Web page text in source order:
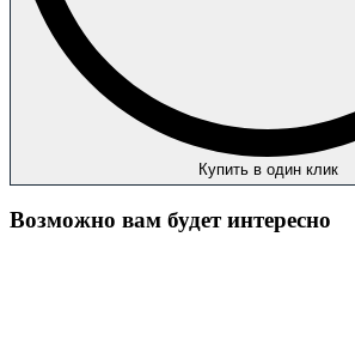
Купить в один клик
Возможно вам будет интересно